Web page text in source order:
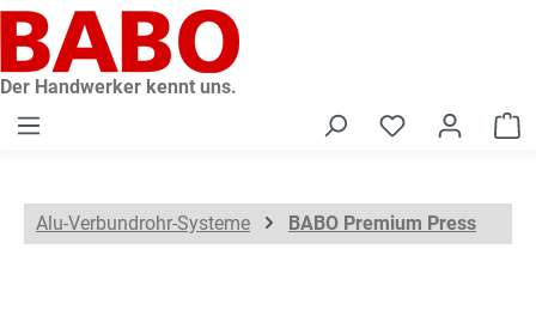
springen
Der Handwerker kennt uns.
Alu-Verbundrohr-Systeme BABO Premium Press